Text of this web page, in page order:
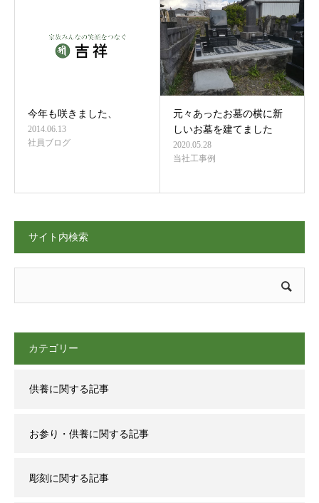
今年も咲きました、
2014.06.13
社員ブログ
元々あったお墓の横に新
しいお墓を建てました
2020.05.28
当社工事例
サイト内検索
カテゴリー
供養に関する記事
お参り・供養に関する記事
彫刻に関する記事